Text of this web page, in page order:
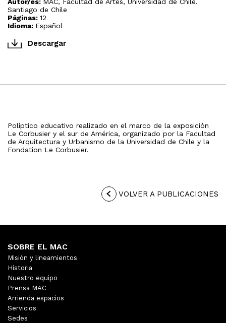
Santiago de Chile
Páginas: 12
Idioma: Español
Descargar
Políptico educativo realizado en el marco de la exposición
Le Corbusier y el sur de América, organizado por la Facultad
de Arquitectura y Urbanismo de la Universidad de Chile y la
Fondation Le Corbusier.
VOLVER A PUBLICACIONES
SOBRE EL MAC
Misión y lineamientos
Historia
Nuestro equipo
Prensa MAC
Arrienda espacios
Servicios
Sedes